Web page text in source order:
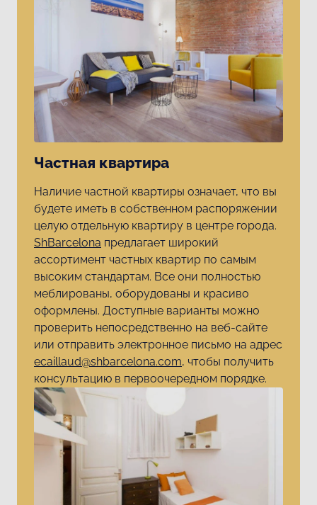
Частная квартира
Наличие частной квартиры означает, что вы
будете иметь в собственном распоряжении
целую отдельную квартиру в центре города.
ShBarcelona предлагает широкий
ассортимент частных квартир по самым
высоким стандартам. Все они полностью
меблированы, оборудованы и красиво
оформлены. Доступные варианты можно
проверить непосредственно на веб-сайте
или отправить электронное письмо на адрес
ecaillaud@shbarcelona.com, чтобы получить
консультацию в первоочередном порядке.